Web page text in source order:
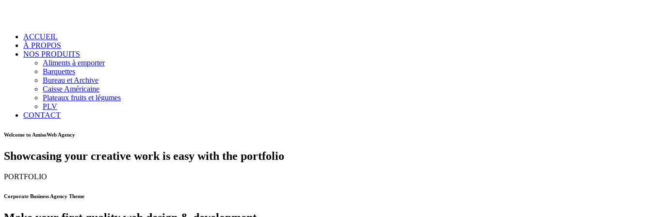
ACCUEIL
À PROPOS
NOS PRODUITS
Aliments à emporter
Barquettes
Bureau et Archive
Caisse Américaine
Plateaux fruits et légumes
PLV
CONTACT
Welcome to AmisoWeb Agency
Showcasing your creative work is easy with the portfolio
PORTFOLIO
Corporate Business Agency Theme